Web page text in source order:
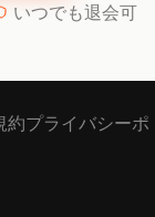
いつでも退会可
約プライバシーポ